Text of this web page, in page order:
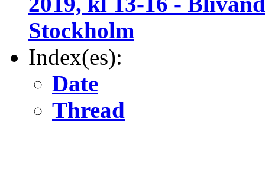
Stockholm
Index(es):
Date
Thread